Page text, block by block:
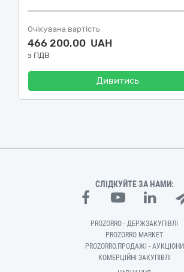
Очікувана вартість
466 200,00 UAH
з ПДВ
Дивитись
СЛІДКУЙТЕ ЗА НАМИ:
PROZORRO - ДЕРЖЗАКУПІВЛІ
PROZORRO MARKET
PROZORRO.ПРОДАЖІ - АУКЦІОНИ
КОМЕРЦІЙНІ ЗАКУПІВЛІ